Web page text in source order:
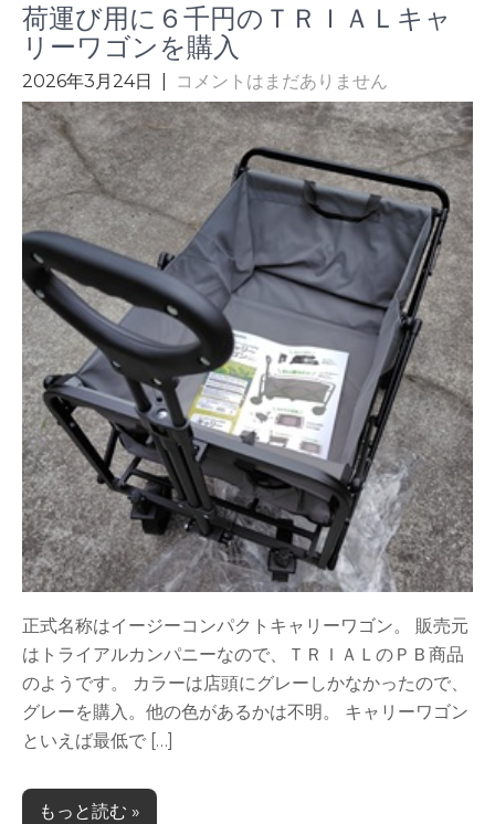
荷運び用に６千円のＴＲＩＡＬキャ
リーワゴンを購入
2026年3月24日 コメントはまだありません
正式名称はイージーコンパクトキャリーワゴン。 販売元
はトライアルカンパニーなので、ＴＲＩＡＬのＰＢ商品
のようです。 カラーは店頭にグレーしかなかったので、
グレーを購入。他の色があるかは不明。 キャリーワゴン
といえば最低で […]
もっと読む »